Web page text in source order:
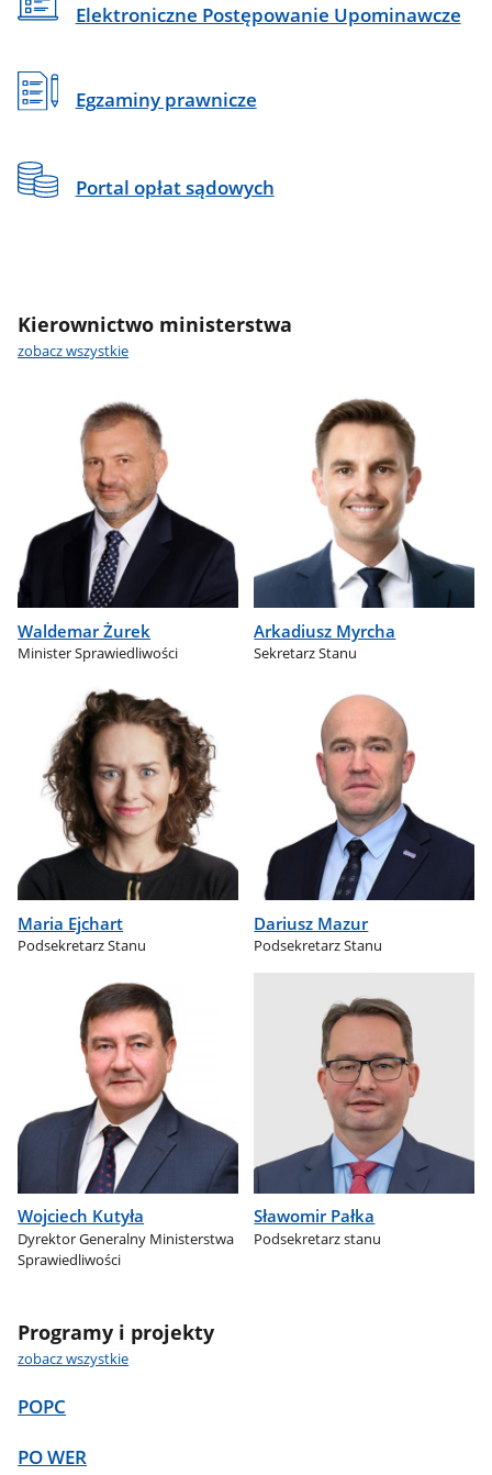
Elektroniczne Postępowanie Upominawcze
Egzaminy prawnicze
Portal opłat sądowych
Kierownictwo ministerstwa
zobacz wszystkie
Waldemar Żurek
Minister Sprawiedliwości
Arkadiusz Myrcha
Sekretarz Stanu
Maria Ejchart
Podsekretarz Stanu
Dariusz Mazur
Podsekretarz Stanu
Wojciech Kutyła
Dyrektor Generalny Ministerstwa
Sprawiedliwości
Sławomir Pałka
Podsekretarz stanu
Programy i projekty
zobacz wszystkie
POPC
PO WER